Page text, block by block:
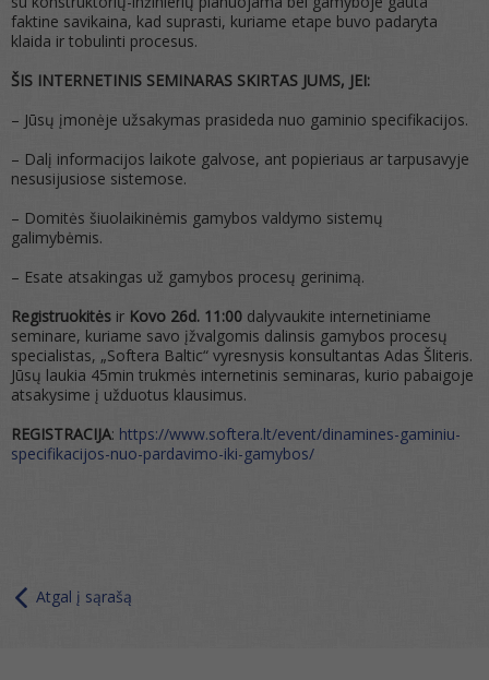
faktine savikaina, kad suprasti, kuriame etape buvo padaryta
klaida ir tobulinti procesus.
ŠIS INTERNETINIS SEMINARAS SKIRTAS JUMS, JEI:
– Jūsų įmonėje užsakymas prasideda nuo gaminio specifikacijos.
– Dalį informacijos laikote galvose, ant popieriaus ar tarpusavyje
nesusijusiose sistemose.
– Domitės šiuolaikinėmis gamybos valdymo sistemų
galimybėmis.
– Esate atsakingas už gamybos procesų gerinimą.
Registruokitės ir Kovo 26d. 11:00 dalyvaukite internetiniame
seminare, kuriame savo įžvalgomis dalinsis gamybos procesų
specialistas, „Softera Baltic“ vyresnysis konsultantas Adas Šliteris.
Jūsų laukia 45min trukmės internetinis seminaras, kurio pabaigoje
atsakysime į užduotus klausimus.
REGISTRACIJA: https://www.softera.lt/event/dinamines-gaminiu-
specifikacijos-nuo-pardavimo-iki-gamybos/
Atgal į sąrašą